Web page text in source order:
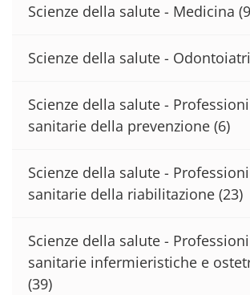
Scienze della salute - Medicina
Scienze della salute -
Scienze della salute - Professioni
sanitarie della prevenzione (6)
Scienze della salute - Professioni
sanitarie della riabilitazione (23)
Scienze della salute - Professioni
sanitarie infermieristiche e
(39)